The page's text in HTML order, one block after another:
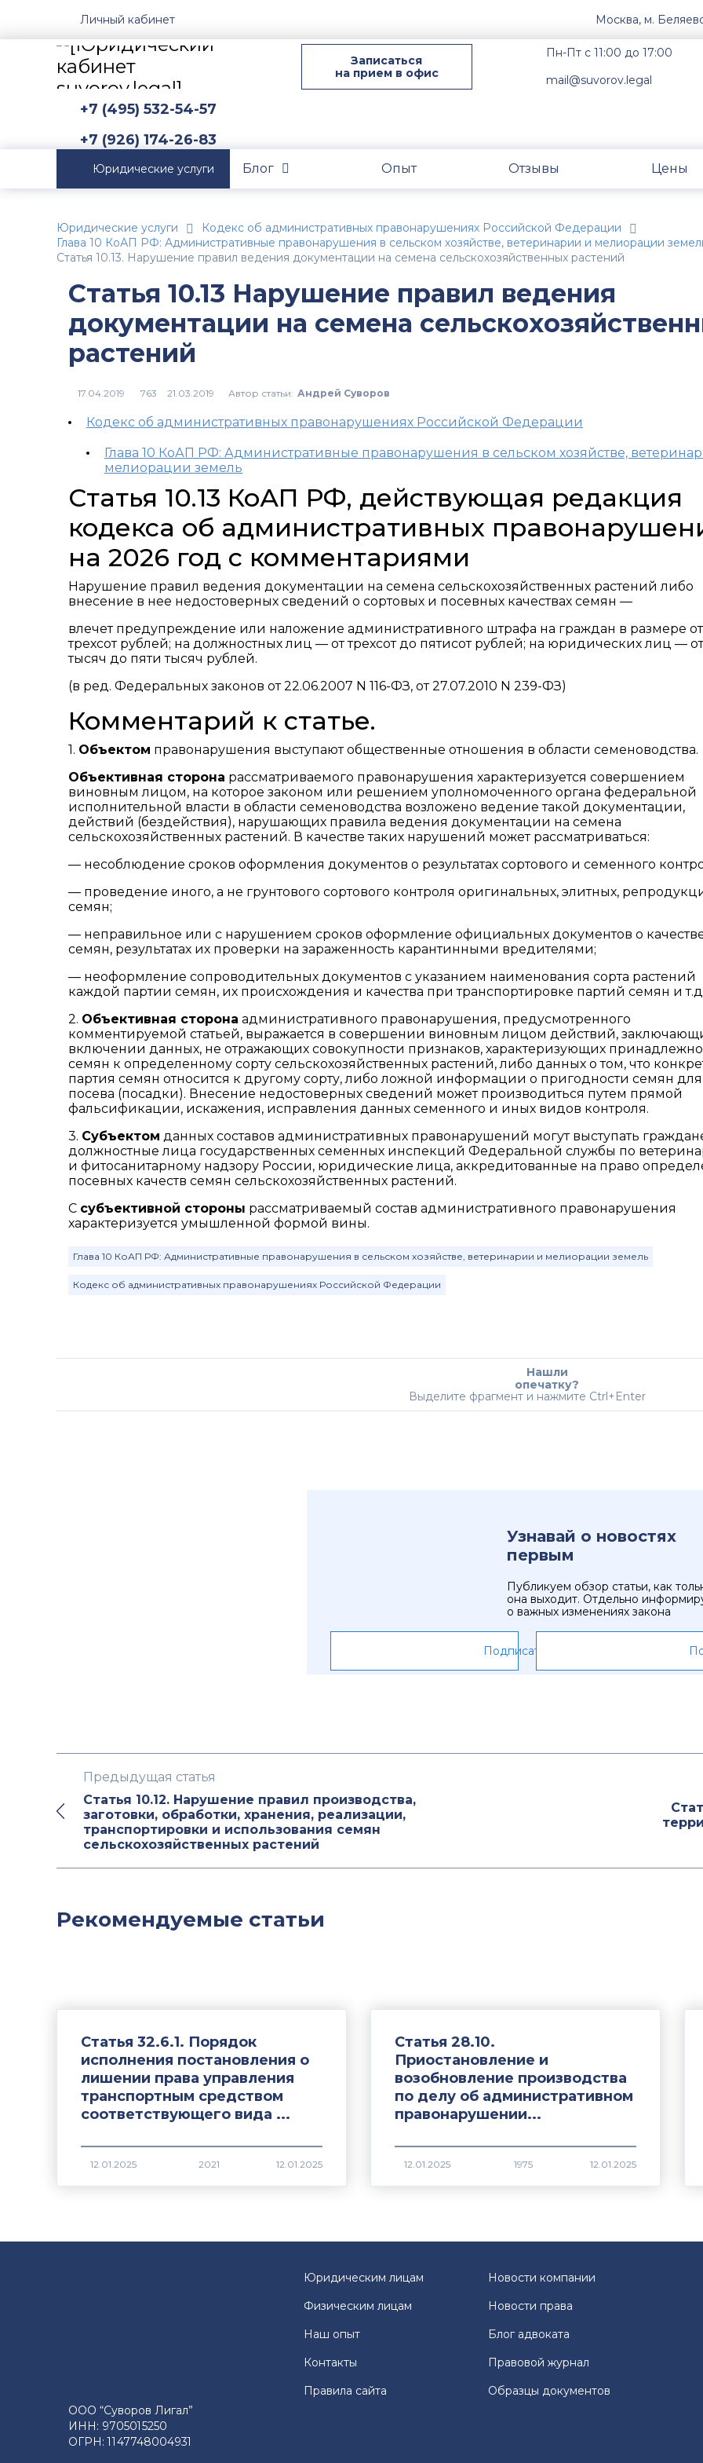
Личный кабинет Москва, м.
Записаться
на прием в офис
Пн-Пт с 11:00 до 17:00
mail@suvorov.legal
+7 (495) 532-54-57
+7 (926) 174-26-83
Юридические услуги Блог Опыт Отзывы Цены
Юридические услуги
Кодекс об административных правонарушениях Российской Федерации
Глава 10 КоАП РФ: Административные правонарушения в сельском хозяйстве, ветеринарии и мелиорации
Статья 10.13. Нарушение правил ведения документации на семена сельскохозяйственных растений
Статья 10.13 Нарушение правил ведения
документации на семена
растений
763 Автор статьи: Андрей Суворов
Кодекс об административных правонарушениях Российской Федерации
Глава 10 КоАП РФ: Административные правонарушения в сельском хозяйстве,
мелиорации земель
Статья 10.13 КоАП РФ, действующая редакция
кодекса об административных
на 2026 год с комментариями
Нарушение правил ведения документации на семена сельскохозяйственных растений либо
внесение в нее недостоверных сведений о сортовых и посевных качествах семян —
влечет предупреждение или наложение административного штрафа на граждан в размере от
трехсот рублей; на должностных лиц — от трехсот до пятисот рублей; на юридических лиц —
тысяч до пяти тысяч рублей.
(в ред. Федеральных законов от 22.06.2007 N 116-ФЗ, от 27.07.2010 N 239-ФЗ)
Комментарий к статье.
1. Объектом правонарушения выступают общественные отношения в области семеноводства.
Объективная сторона рассматриваемого правонарушения характеризуется совершением
виновным лицом, на которое законом или решением уполномоченного органа федеральной
исполнительной власти в области семеноводства возложено ведение такой документации,
действий (бездействия), нарушающих правила ведения документации на семена
сельскохозяйственных растений. В качестве таких нарушений может рассматриваться:
— несоблюдение сроков оформления документов о результатах сортового и семенного
— проведение иного, а не грунтового сортового контроля оригинальных, элитных,
семян;
— неправильное или с нарушением сроков оформление официальных документов о
семян, результатах их проверки на зараженность карантинными вредителями;
— неоформление сопроводительных документов с указанием наименования сорта растений
каждой партии семян, их происхождения и качества при транспортировке партий семян и
2. Объективная сторона административного правонарушения, предусмотренного
комментируемой статьей, выражается в совершении виновным лицом действий,
включении данных, не отражающих совокупности признаков, характеризующих
семян к определенному сорту сельскохозяйственных растений, либо данных о том, что
партия семян относится к другому сорту, либо ложной информации о пригодности семян для
посева (посадки). Внесение недостоверных сведений может производиться путем прямой
фальсификации, искажения, исправления данных семенного и иных видов контроля.
3. Субъектом данных составов административных правонарушений могут выступать
должностные лица государственных семенных инспекций Федеральной службы по
и фитосанитарному надзору России, юридические лица, аккредитованные на право
посевных качеств семян сельскохозяйственных растений.
С субъективной стороны рассматриваемый состав административного правонарушения
характеризуется умышленной формой вины.
Глава 10 КоАП РФ: Административные правонарушения в сельском хозяйстве, ветеринарии и мелиорации земель
Кодекс об административных правонарушениях Российской Федерации
Нашли
опечатку?
Выделите фрагмент и нажмите Ctrl+Enter
Узнавай о новостях
первым
Публикуем обзор статьи, как
она выходит. Отдельно
о важных изменениях закона
Подписаться
Предыдущая статья
Статья 10.12. Нарушение правил производства,
заготовки, обработки, хранения, реализации,
транспортировки и использования семян
сельскохозяйственных растений
Рекомендуемые статьи
Статья 32.6.1. Порядок
исполнения постановления о
лишении права управления
транспортным средством
соответствующего вида ...
2021
Статья 28.10.
Приостановление и
возобновление производства
по делу об административном
правонарушении...
1975
ООО “Суворов Лигал”
ИНН: 9705015250
ОГРН: 1147748004931
Юридическим лицам
Новости компании
Физическим лицам
Новости права
Наш опыт
Блог адвоката
Контакты
Правовой журнал
Правила сайта
Образцы документов